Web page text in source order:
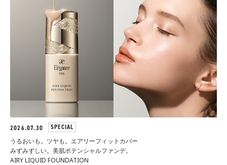
アーティスト
オンラインストア
2026.07.30 SPECIAL
うるおいも。ツヤも。エアリーフィットカバー
みずみずしい。美肌ポテンシャルファンデ。
AIRY LIQUID FOUNDATION